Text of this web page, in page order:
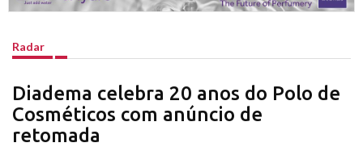
Radar
Diadema celebra 20 anos do Polo de
Cosméticos com anúncio de
retomada